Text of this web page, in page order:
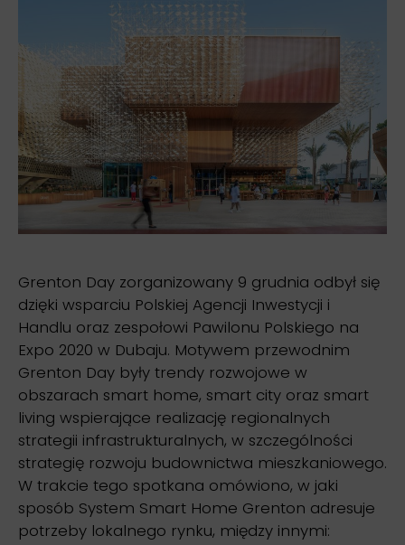
Grenton Day zorganizowany 9 grudnia odbył się
dzięki wsparciu Polskiej Agencji Inwestycji i
Handlu oraz zespołowi Pawilonu Polskiego na
Expo 2020 w Dubaju. Motywem przewodnim
Grenton Day były trendy rozwojowe w
obszarach smart home, smart city oraz smart
living wspierające realizację regionalnych
strategii infrastrukturalnych, w szczególności
strategię rozwoju budownictwa mieszkaniowego.
W trakcie tego spotkana omówiono, w jaki
sposób System Smart Home Grenton adresuje
potrzeby lokalnego rynku, między innymi: